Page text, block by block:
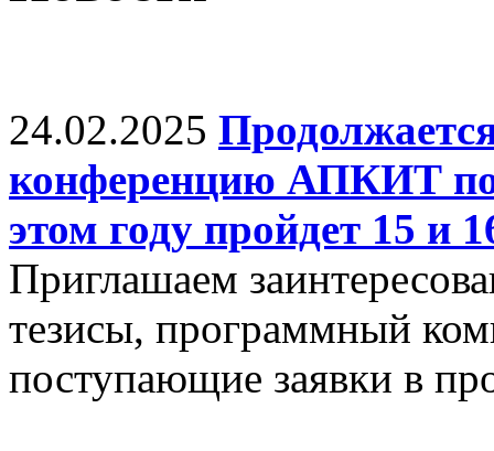
24.02.2025
конференцию АПКИТ
этом году пройдет 15 и
Приглашаем
тезисы, программный
поступающие заявки в